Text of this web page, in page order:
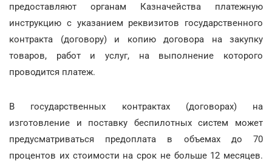
предоставляют органам Казначейства платежную
инструкцию с указанием реквизитов государственного
контракта (договору) и копию договора на закупку
товаров, работ и услуг, на выполнение которого
проводится платеж.
В государственных контрактах (договорах) на
изготовление и поставку беспилотных систем может
предусматриваться предоплата в объемах до 70
процентов их стоимости на срок не больше 12 месяцев.